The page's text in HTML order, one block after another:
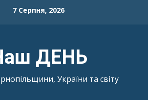
7 Серпня, 2026
ДЕНЬ
України та світу